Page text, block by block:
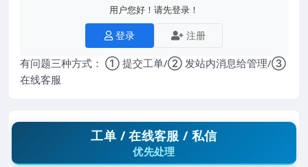
用户您好！请先登录！
登录 注册
有问题三种方式： ① 提交工单/② 发站内消息给管理/③
在线客服
工单 / 在线客服 / 私信
优先处理